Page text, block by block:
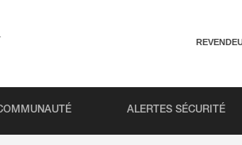
ALERTES SÉCURITÉ